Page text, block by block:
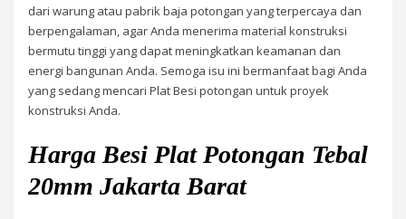
dari warung atau pabrik baja potongan yang terpercaya dan
berpengalaman, agar Anda menerima material konstruksi
bermutu tinggi yang dapat meningkatkan keamanan dan
energi bangunan Anda. Semoga isu ini bermanfaat bagi Anda
yang sedang mencari Plat Besi potongan untuk proyek
konstruksi Anda.
Harga Besi Plat Potongan Tebal
20mm Jakarta Barat